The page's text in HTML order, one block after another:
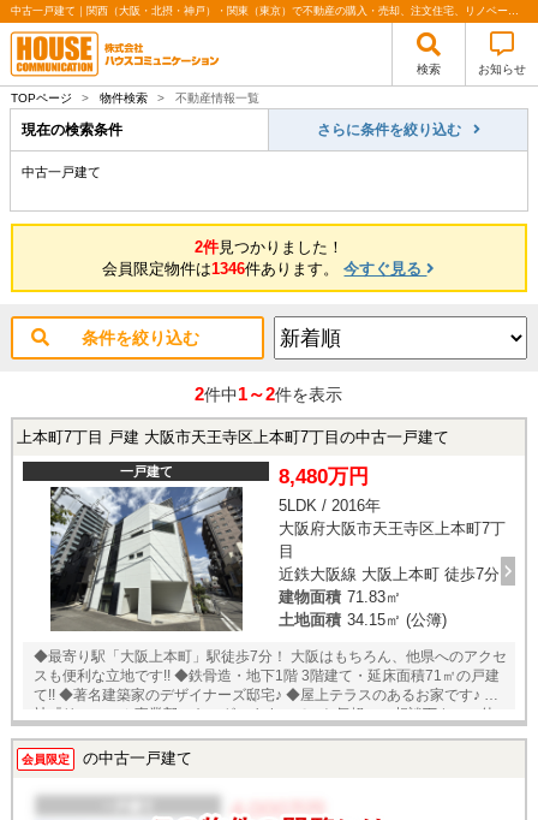
中古一戸建て｜関西（大阪・北摂・神戸）・関東（東京）で不動産の購入・売却、注文住宅、リノベーションの事なら株式会社ハウスコミュニケーション
検索 お知らせ
TOPページ > 物件検索 > 不動産情報一覧
現在の検索条件 さらに条件を絞り込む
中古一戸建て
2件見つかりました！
会員限定物件は1346件あります。今すぐ見る
条件を絞り込む
2件中1～2件を表示
上本町7丁目 戸建 大阪市天王寺区上本町7丁目の中古一戸建て
一戸建て 8,480万円
5LDK / 2016年
大阪府大阪市天王寺区上本町7丁
目
近鉄大阪線 大阪上本町 徒歩7分
建物面積 71.83㎡
土地面積 34.15㎡ (公簿)
◆最寄り駅「大阪上本町」駅徒歩7分！ 大阪はもちろん、他県へのアクセ
スも便利な立地です!! ◆鉄骨造・地下1階 3階建て・延床面積71㎡の戸建
て!! ◆著名建築家のデザイナーズ邸宅♪ ◆屋上テラスのあるお家です♪ ◆弊
社『リフォーム事業部』もございますので、お気軽にご相談下さい。仲
ップ」でご対応致します！ ★即日内覧可能物件！お好きな日時でご内覧
可能！★ 当店までお電話いただくか、もしくは24時間対応可能「内覧予
約・お問い合わせ」フォームよりお問い合わせ下さい！ ◎当社ではネッ
トで他社様が広告している物件も同時に紹介・案内可能です。 併せて内
会員限定 の中古一戸建て